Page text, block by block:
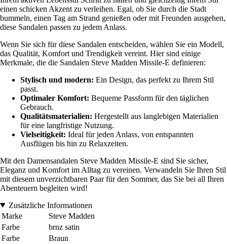
einen schicken Akzent zu verleihen. Egal, ob Sie durch die Stadt
bummeln, einen Tag am Strand genießen oder mit Freunden ausgehen,
diese Sandalen passen zu jedem Anlass.
Wenn Sie sich für diese Sandalen entscheiden, wählen Sie ein Modell,
das Qualität, Komfort und Trendigkeit vereint. Hier sind einige
Merkmale, die die Sandalen Steve Madden Missile-E definieren:
Stylisch und modern: Ein Design, das perfekt zu Ihrem Stil
passt.
Optimaler Komfort: Bequeme Passform für den täglichen
Gebrauch.
Qualitätsmaterialien: Hergestellt aus langlebigen Materialien
für eine langfristige Nutzung.
Vielseitigkeit: Ideal für jeden Anlass, von entspannten
Ausflügen bis hin zu Relaxzeiten.
Mit den Damensandalen Steve Madden Missile-E sind Sie sicher,
Eleganz und Komfort im Alltag zu vereinen. Verwandeln Sie Ihren Stil
mit diesem unverzichtbaren Paar für den Sommer, das Sie bei all Ihren
Abenteuern begleiten wird!
Zusätzliche Informationen
Marke
Steve Madden
Farbe
brnz satin
Farbe
Braun